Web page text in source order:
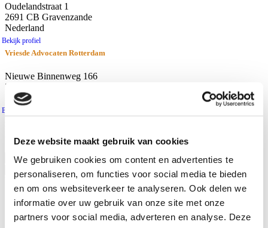
Deze website maakt gebruik van cookies
We gebruiken cookies om content en advertenties te
personaliseren, om functies voor social media te bieden
en om ons websiteverkeer te analyseren. Ook delen we
informatie over uw gebruik van onze site met onze
partners voor social media, adverteren en analyse. Deze
Oudelandstraat 1
2691 CB Gravenzande
Nederland
Bekijk profiel
Vriesde Advocaten Rotterdam
Nieuwe Binnenweg 166
3015 BH Rotterdam
Nederland
Bekijk profiel
Gebruik huidige locatie
Waar zoekt u naar?
Advocaten
Kantoren